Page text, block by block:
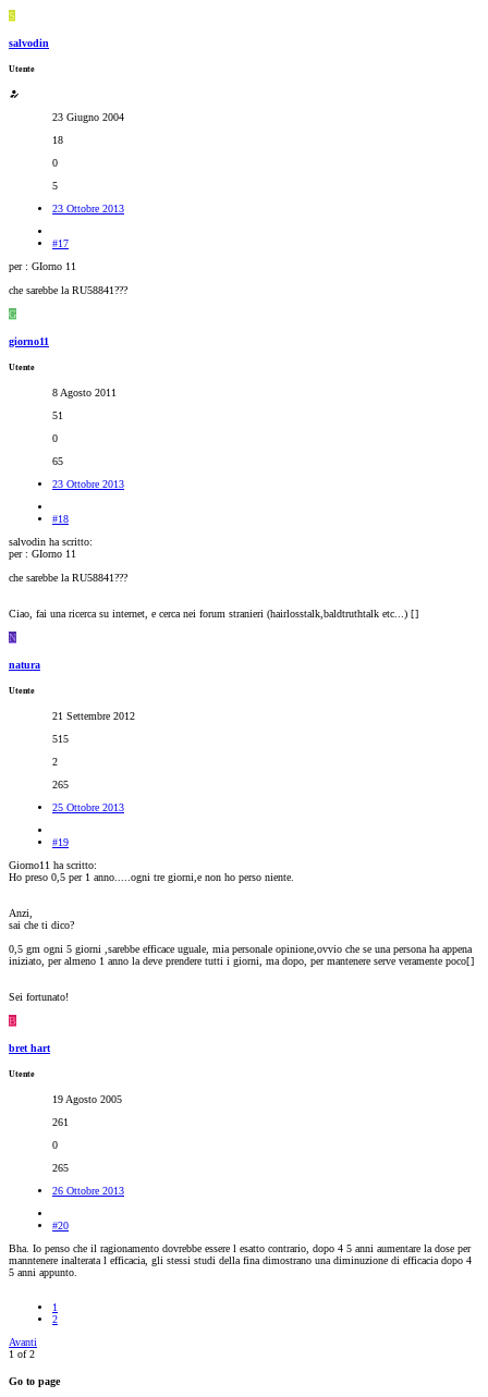
S
salvodin
Utente
23 Giugno 2004
18
0
5
23 Ottobre 2013
#17
per : GIorno 11
che sarebbe la RU58841???
G
giorno11
Utente
8 Agosto 2011
51
0
65
23 Ottobre 2013
#18
salvodin ha scritto:
per : GIorno 11
che sarebbe la RU58841???
Ciao, fai una ricerca su internet, e cerca nei forum stranieri (hairlosstalk,baldtruthtalk etc...) []
N
natura
Utente
21 Settembre 2012
515
2
265
25 Ottobre 2013
#19
Giorno11 ha scritto:
Ho preso 0,5 per 1 anno.....ogni tre giorni,e non ho perso niente.
Anzi,
sai che ti dico?
0,5 gm ogni 5 giorni ,sarebbe efficace uguale, mia personale opinione,ovvio che se una persona ha appena
iniziato, per almeno 1 anno la deve prendere tutti i giorni, ma dopo, per mantenere serve veramente poco[]
Sei fortunato!
B
bret hart
Utente
19 Agosto 2005
261
0
265
26 Ottobre 2013
#20
Bha. Io penso che il ragionamento dovrebbe essere l esatto contrario, dopo 4 5 anni aumentare la dose per
manntenere inalterata l efficacia, gli stessi studi della fina dimostrano una diminuzione di efficacia dopo 4
5 anni appunto.
1
2
Avanti
1 of 2
Go to page